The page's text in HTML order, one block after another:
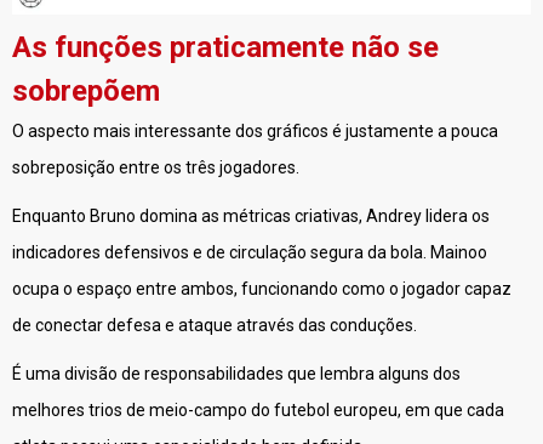
As funções praticamente não se
sobrepõem
O aspecto mais interessante dos gráficos é justamente a pouca
sobreposição entre os três jogadores.
Enquanto Bruno domina as métricas criativas, Andrey lidera os
indicadores defensivos e de circulação segura da bola. Mainoo
ocupa o espaço entre ambos, funcionando como o jogador capaz
de conectar defesa e ataque através das conduções.
É uma divisão de responsabilidades que lembra alguns dos
melhores trios de meio-campo do futebol europeu, em que cada